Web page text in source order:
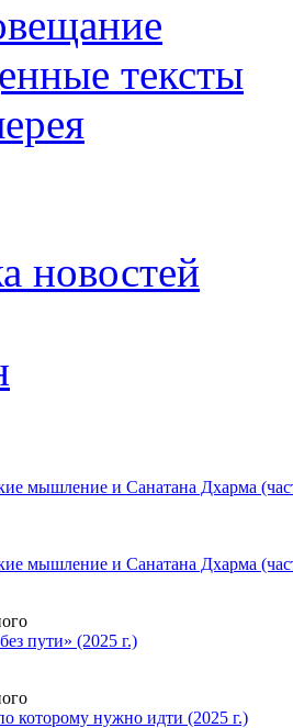
тексты
новостей
мышление и Санатана Дхарма
мышление и Санатана Дхарма
пути» (2025 г.)
которому нужно идти (2025 г.)